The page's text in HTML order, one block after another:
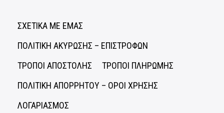
ΣΧΕΤΙΚΑ ΜΕ ΕΜΑΣ
ΠΟΛΙΤΙΚΗ ΑΚΥΡΩΣΗΣ – ΕΠΙΣΤΡΟΦΩΝ
ΤΡΟΠΟΙ ΑΠΟΣΤΟΛΗΣ
ΤΡΟΠΟΙ ΠΛΗΡΩΜΗΣ
ΠΟΛΙΤΙΚΗ ΑΠΟΡΡΗΤΟΥ – ΟΡΟΙ ΧΡΗΣΗΣ
ΛΟΓΑΡΙΑΣΜΟΣ